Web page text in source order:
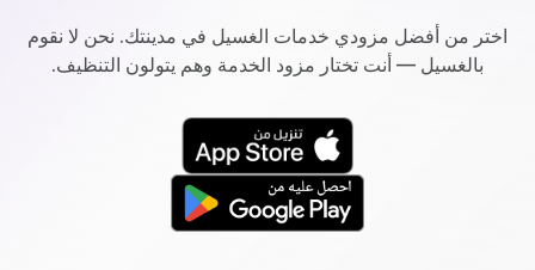
اختر من أفضل مزودي خدمات الغسيل في مدينتك. نحن لا نقوم
بالغسيل — أنت تختار مزود الخدمة وهم يتولون التنظيف.